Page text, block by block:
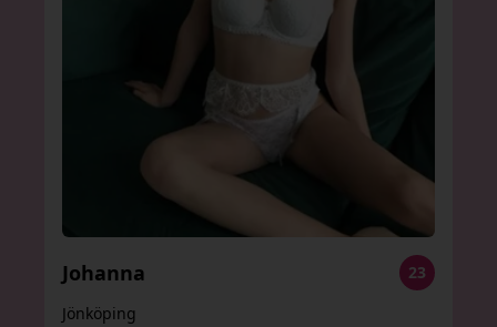
Johanna
23
Jönköping